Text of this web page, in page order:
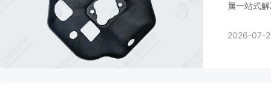
属一站式
2026-07-